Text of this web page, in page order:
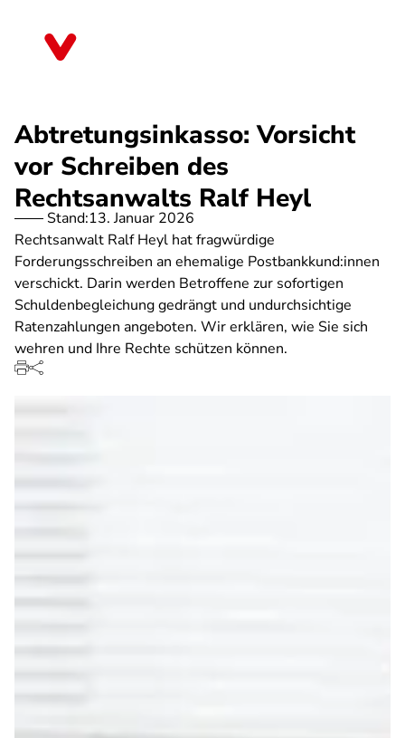
Abtretungsinkasso: Vorsicht
vor Schreiben des
Rechtsanwalts Ralf Heyl
Stand:13. Januar 2026
Rechtsanwalt Ralf Heyl hat fragwürdige
Forderungsschreiben an ehemalige Postbankkund:innen
verschickt. Darin werden Betroffene zur sofortigen
Schuldenbegleichung gedrängt und undurchsichtige
Ratenzahlungen angeboten. Wir erklären, wie Sie sich
wehren und Ihre Rechte schützen können.